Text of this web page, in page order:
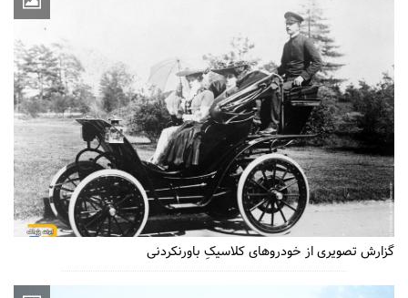
گزارش تصویری از خودروهای کلاسیکِ باورنکردنی